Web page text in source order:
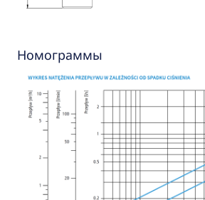
Номограммы